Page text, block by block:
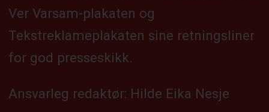
Ver Varsam-plakaten og
Tekstreklameplakaten sine retningsliner
for god presseskikk.
Ansvarleg redaktør: Hilde Eika Nesje